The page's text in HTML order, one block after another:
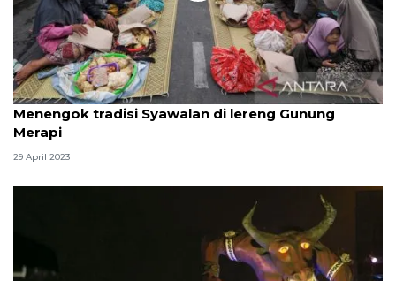
Menengok tradisi Syawalan di lereng Gunung
Merapi
29 April 2023